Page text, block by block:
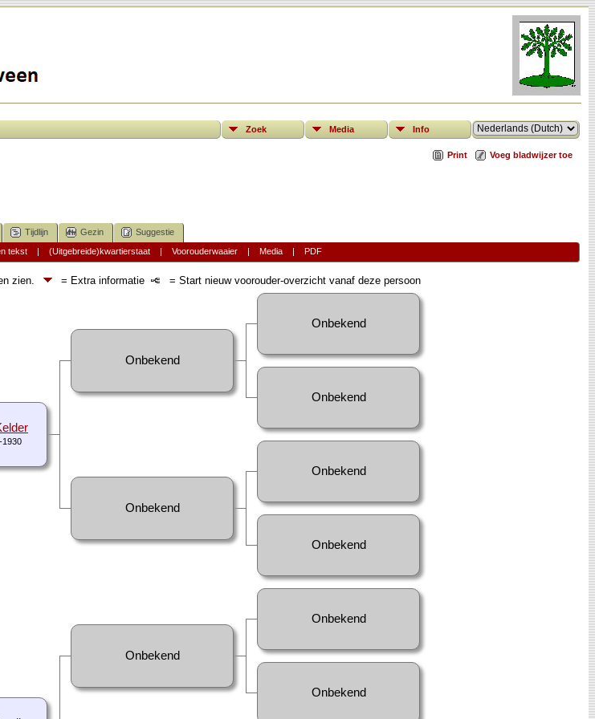
Zoek Media Info
Print Voeg bladwijzer toe
Tijdlijn Gezin Suggestie
tekst| (Uitgebreide)kwartierstaat| Voorouderwaaier| Media| PDF
zien. = Extra informatie = Start nieuw voorouder-overzicht vanaf deze persoon
1930
Onbekend
Onbekend
Onbekend
Onbekend
Onbekend
Onbekend
Onbekend
Onbekend
Onbekend